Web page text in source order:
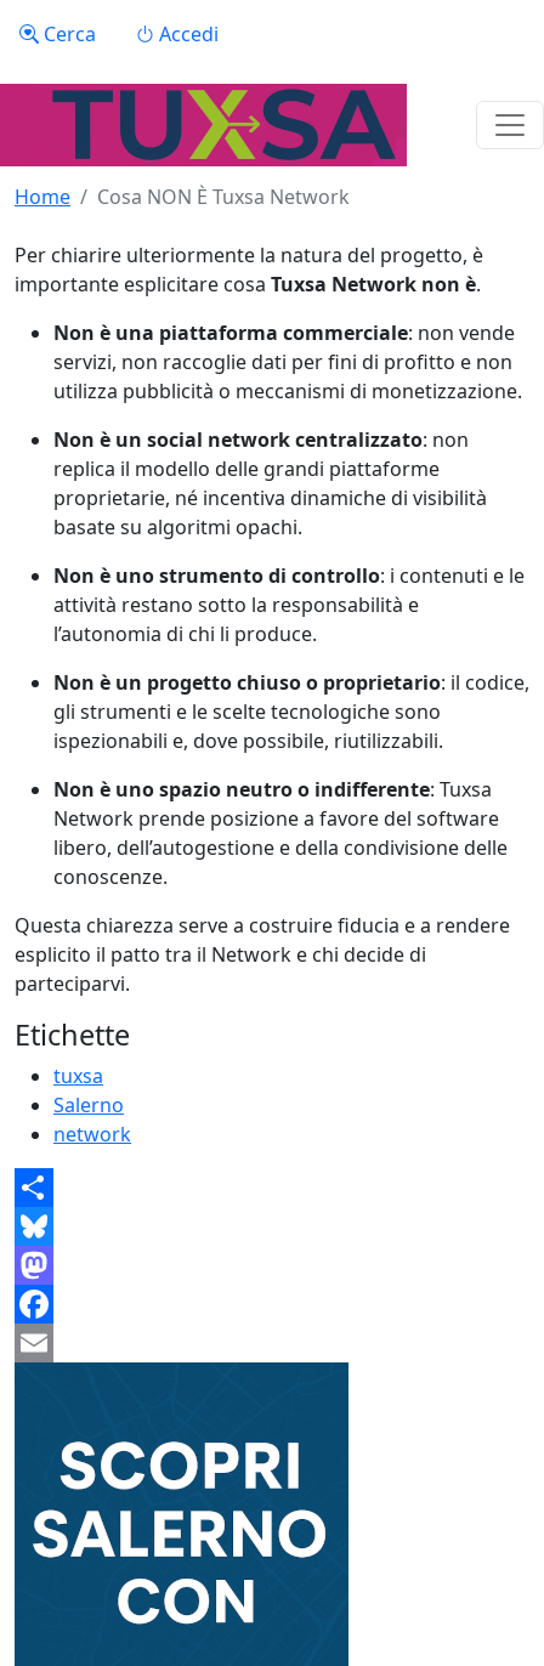
Menu profilo utente
Cerca Accedi
Home Cosa NON È Tuxsa Network
Per chiarire ulteriormente la natura del progetto, è
importante esplicitare cosa Tuxsa Network non è.
Non è una piattaforma commerciale: non vende
servizi, non raccoglie dati per fini di profitto e non
utilizza pubblicità o meccanismi di monetizzazione.
Non è un social network centralizzato: non
replica il modello delle grandi piattaforme
proprietarie, né incentiva dinamiche di visibilità
basate su algoritmi opachi.
Non è uno strumento di controllo: i contenuti e le
attività restano sotto la responsabilità e
l’autonomia di chi li produce.
Non è un progetto chiuso o proprietario: il codice,
gli strumenti e le scelte tecnologiche sono
ispezionabili e, dove possibile, riutilizzabili.
Non è uno spazio neutro o indifferente: Tuxsa
Network prende posizione a favore del software
libero, dell’autogestione e della condivisione delle
conoscenze.
Questa chiarezza serve a costruire fiducia e a rendere
esplicito il patto tra il Network e chi decide di
parteciparvi.
Etichette
tuxsa
Salerno
network
Share
Bluesky
Mastodon
Facebook